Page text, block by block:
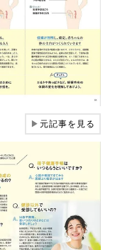
▶元記事を見る